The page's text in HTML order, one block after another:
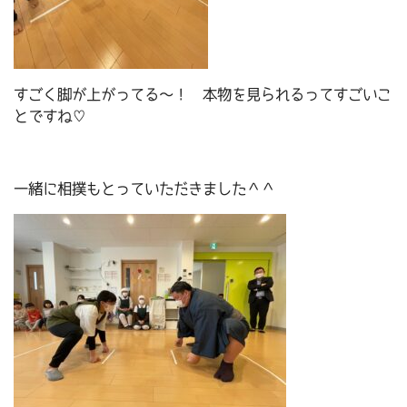
すごく脚が上がってる～！ 本物を見られるってすごいこ
とですね♡
一緒に相撲もとっていただきました＾＾